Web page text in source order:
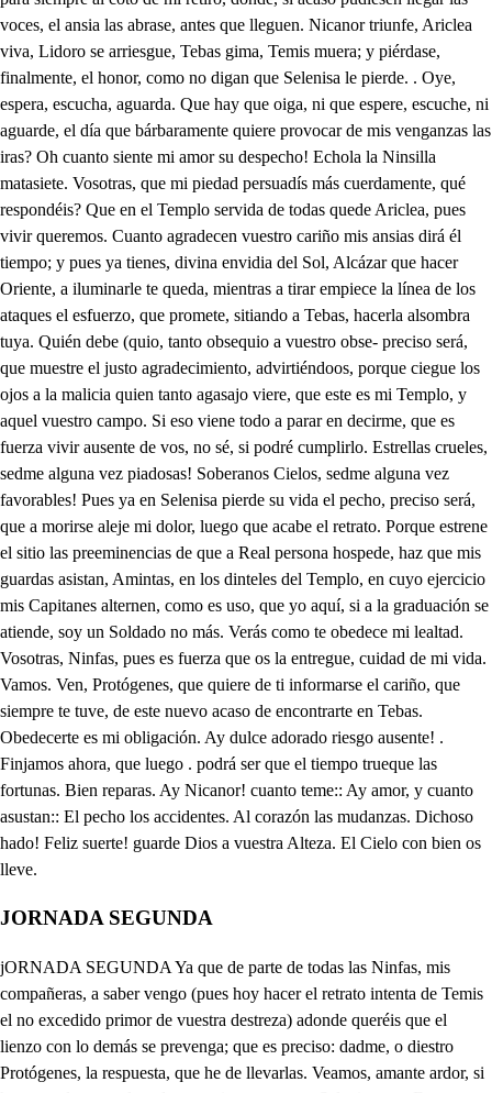
JORNADA SEGUNDA
jORNADA SEGUNDA Ya que de parte de todas las Ninfas, mis compañeras, a saber vengo (pues hoy hacer el retrato intenta de Temis el no excedido primor de vuestra destreza) adonde queréis que el lienzo con lo demás se prevenga; que es preciso: dadme, o diestro Protógenes, la respuesta, que he de llevarlas. Veamos, amante ardor, si hay cautela, pues de todas se retira, con que a Selenisa vea. En cualquiera parte, como de la cocina esté cerca, pintaré yo al temple de el humo de la chimenea. Calla, loco: hermosa Doris, decid de mi parte a esas divinas beldades, que de ese transito en la esfera, (que es entre el Templo de Temis y la estancia de la Ariclea, en forma de galería, frecuentado claustro) esperan prontos los pinceles, para conseguir las evidencias; y porque el modo de hacer el retrato, que me ordenan, es fuerza que ignoren, otra vez te ruego que me atienda Ceusis, a cuyo elegante, valiente pincel confiesa igual primor nuestra antigua generosa competencia, haciendo de la divina Juno (a quien Diosa veneran los Agrigentinos) una viva copia, porque fuera dentro del arte primer pasmo de naturaleza, dispuso, que concurriendo al obrador sus perfectas Ninfas, pudiese el pincel copiar de cada una de ellas la facción, que en su semblante lucia con excelencia; de suerte, que de infinitas bellezas pudiese diestra la aplicación del estudio fabricar una belleza. Si consiguió su designio, podrá asegurar la bella copia de Juno; pues siendo aplaudida en las escuelas del arte de la pintura, digno aplauso es de ella misma. Yo así, porque compitiendo el acierto, también pueda competir la industria, intento, que de la misma manera la sacra copia de Temis se logre; y para que sea con la brevedad que pide (ay de mi infeliz!) mi ausencia, no en su informe, y en mi logro bellísima Doris, pierda un solo instante, avisando a las demás, porque vengan (en tanto que los colores previene Libio) a que pueda, seneciendo la pintura, salir huyendo de Tebas, donde mis quejas se venguen de ver que pierdo mis quejas. Detodo informada voy; y para lograrlo resta solo, que de su retiro a facilitar tu empresa salga Selenisa, pues si de cada una intentas copiar una perfección, que ella faltase, estar fuera el mejor tahur sin cartas. Pues en qué se para, Reina? vaya, y tráigalas en tanto que caballete, paleta, tabla, y mátices prevengo. Si haré; y para que diviertas el trabajo, dispondré con las demás, el que mientras la facción de una retratas, den al viento las que quedan dulces voces, consiguiendo, si las oyere Ariclea; festejarla, y festejarte. Si mis penas conocieras, supieras que no es tan fácil el divertirse mis penas. Queda a Dios. Guárdete el Cielo. Cierto que quedaré buena si vuelvo sin que me copie una perfección siquiera. . Dime, ya que estamos solos, no es ignorancia que quieras desconfiar a estas Ninfas? Cómo? Como al ver que venza la nariz de una, es preciso que se lo riñan las cejas: si los ojos de otra pintas, se ha de ahorcar la melena; y en fin, en un mismo juego, perdiéndose las traviesas, han de venir a quedar gustosas, más descontentas. Solo, Libio, tu ignorancia tan loco reparo hiciera; y si no, responde: cuando en un rosal se descuella la ardiente pompa de alguna fragante brasa sangrienta, dejan las demás de ser rosas? no; pues con la misma vanidad van desplegando la púrpura soñolienta: cuando en el histriado centro de la concha se conjela, entre las demás, alguna preciosa lágrima neta, dejan las otras de ser perlas? no; pues la Venera que las cuaja, las distingue, pero no las diferencia: pues como aunque de esta admita lo que no admito de aquella; pueden dejar de ser lindas las lindas, cuando no dejan, ni de ser rosas las rosas, ni de ser perlas las perlas. Usadas sosisterias del antiguo, sabiotema de tu philosofo genio, si no me engaño, son esas; y pues solo obedecerte me toca; que te obedezca es justo en todo; y así, voy a servirte. Anda apriesa, que la hora no veo de que, huyendo la saña fiera de mi estrella, vea si hallo el contrario de mi estrella: ay Selenisa! Esperando, Protógenes, que se fuera Libio estuve, solo para saber si acaso en la essera, de esta galería has visto mi esperanza en Ariclea, pues no vivo el rato, que estoy viviendo sin verla. Aunque de su cuarto aún no ha salido hasta ahora, espera que con brevedad consigas tu deseo, pues atenta al primor de la pintura, será posible que venga a divertirse, mirando como en la copia se esmera de Temis mi vigilancia. En albricias de esas nuevas, diestro Prosogenes mio, te diera el alma, a tenerla; y pues:: Mira que saliendo van ya las Ninfas. Y entre ellas Selenisa. Yo por ese aviso te la volviera, a no reservarla, solo porque con dos almas sienta. No digas que en la mansión del Templo me has visto. Piedra seré, imagen del silencio. Que yo, tomando diversa senda, veré si en sus ojos puedo conseguir, que beba incendios el pecho. Amor dirija tu planta muerta, y la mía; si ya no es, que en otro escollo tropieza. Adiós, Protógenes: llama, yo te ocúltare, aunque vean (. los que no miran tus rayos, el polvo de tus pavesas. Pues ya Libio al señalado sitio habrá llegado, alienta, cobarde temor amante, y declarando tus penas, logra siquiera el alivio, de que saben tu fineza; pero si no han de premiarla, de qué servirá saberla? Oh nunca, Cielos! o nunca, viniese, donde la quieta paz del alma perturbada, toda es susto, toda es guerra, toda ira, todo rigor! Toda estragos, toda quejas eres, o tu vengativa, airada, injusta influencia de mis hados! Selenisa, el activo dolor templa de tu tristeza. Ay! que son inmortales mis tristezas. Qué te aflige? El que saliendo de mi retiro, sea fuerza ponerme en parte, que mire esa enemiga, esa fiera, huéspeda beldad, si no es, que a mi enojo le consuela, esperar, a ver si algún suspiro mío la quema. En feneciendo la copia, podrás volverte. Di, Lesbía, has visto igual condición? Esta natural soberbia. desde que nació, la tuvo. Pues Protógenes espera, no le tengamos ocioso, y cuidado con las letras, que se han de cantar. Cada una lleva la suya, a que sea la variedad, otro nuevo hechizo de la cadencia. Ven tras nosotras. Ya, Ninfas, os sigo: dolor, paciencia, que quien mudo mi fortuna de favorable en adversa, desde adversa a favorable la podrá mudar. Qué nueva mania es esta, que al ver a las Ninfas, te embelesa? hemos de pintar, o no? Déjame, Libio, que lleva arrastrando mi atención, quien si la arrastra, la premia. Que trae, dijeras mejor; pues a esta parte enderezan el curso, y paradas todas, una solamente llega, a que de sus perfecciones escojas, como entre peras. Dame el pincel; y pues ya la primer mancha está hecha, con más brevedad podré acabar de mí tarea el empeño. Hal Selenisa! . qué de cuidados me cuestas! Pastores, sabed, que quiero y no me atrevo a explicar, porque me han de hacer matar, en sabiendo, que me muero. Buena letra, Conmigo habla; pues temiendo estoy decir, que sé amar, y se morir. Ya la primer Ninfa entabla su paseo mesurado. Ya, diestro Pintor, aquí me tienes, por si de mí pudieses, para el traslado de Temis, copiar facción, que desempeñe el acierto. Bella Cintia, aunque en ti advierto, sober aña perfección. A esta adoro un sí es, no es, La tersa, bruñida frente, que al limpio cristal desmiente, en ti he de pintar; y pues viviente nieve conjela sin el nácar de la rosa, que cobarde, o vergonzosa en tus mejillas se hiela, podrá decir, que a la vista del frío mármol sutil, tiritando está su Abril; bien como al ver, que le envista llovido en copos el ampo cantó temblando un gilgüero. De los rigores de Enero, qué perezoso está el campo, La lisonja os agradezco, Protogenes. Y a mí no? ve aquí usted, por lo que no digo yo lo que padezco, viendo, que otro de mi mal el premio se lleva. Quién al soplo de tu desdén vio más helado el cristal, que no confiese advertido, que materia de tu frente la compuso transparente? y aún asegurar rendido podrá, que al mirarla el Prado buscó a su blancura apoyos. Y del susto los arroyos parece que se han helado. . otra Ninfa a la Palestra viene, con planta briosa, a examinarse de hermosa. La cortesanía vuestra nunca olvidaré, a Afusón, y de aquesta por mi fe nada retrates. Por qué? Porque tiene presunción, Doris es; dónde estará, Cielos, Selenisa? Llegue, señora Ninfa, y entregué a examen su rostro, ya que está en el arbitrio nuestro el hacerle más feliz. Busón es el Aprendiz. En eso soy muy maestro? pero el mío, si Dios quiere, me vengará de esta afrenta. Con qué suavidad violenta, todo cuanto mira, hiere! Según eso de los ojos las luces imitas? Sí. Mucho a tu atención debí. Son tan dulces los enojos del negro volcán travieso, de que por matar se vale, que entre todas sobresale su perfección. Dale de eso. Pues cuando mirarlos dejas, son sus rayos superiores, vertido golfo de ardores de los riscos de las cejas; bien como menos lucientes, si también menos esquivos. Ojos eran fugitivos de un pardo escollo dos fuentes. Con que a rayos celestiales bajan encendiendo sabios la púrpura de los labios; bien como allá los cristales bajan a undosos tropeles, con que nievan las montañas. Humedeciendo pestañas de jazmines, y claveles. Váyase ya su hermosura, sehora Doris, sin enojos, pues deja puestos dos ojos al margen de la pintura. Si haré, pues ya Selenisa se acerca. Hhy dulce rigor! Ahora veremos, señor, como te portas. Qué aprisa, qué aprisa, Cielos, al ver este Pintor Extranjero, se olvidó de lo severo mi cólera; mas si a ser desde el punto que le vi, llegó su galante trato rémora del siempre ingrato desdén mío, por qué así me admiro, de que trocar sepa su halago traidor en agasajo el rigor, y en alegría el pesar? Mucho te mira. Cobarde la llego a mirar, hay Libio! mas que mucho, si es mi alivio, que obre a espacio, y venga tarde. Fenicio Pintor, de que tanto os habéis suspendido? De qué creo, que he perdido el tiempo que trabajé. El tiempo perdisteis? Sí. Ya en otra mania dio. Y para probarlo yo, responda esta acción por mí. Qué hacéis? Quéreros mostrar, que lo que fue por servir en el pincel colorir,